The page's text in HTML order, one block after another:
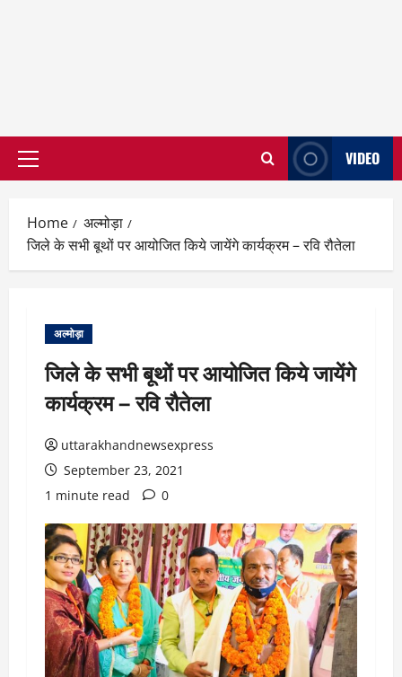
Primary
VIDEO
Home
अल्मोड़ा
जिले के सभी बूथों पर आयोजित किये जायेंगे कार्यक्रम – रवि रौतेला
अल्मोड़ा
जिले के सभी बूथों पर आयोजित किये जायेंगे
कार्यक्रम – रवि रौतेला
uttarakhandnewsexpress
September 23, 2021
1 minute read
0